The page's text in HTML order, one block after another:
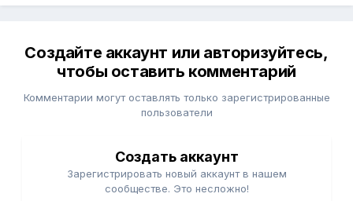
Создайте аккаунт или авторизуйтесь,
чтобы оставить комментарий
Комментарии могут оставлять только зарегистрированные
пользователи
Создать аккаунт
Зарегистрировать новый аккаунт в нашем
сообществе. Это несложно!